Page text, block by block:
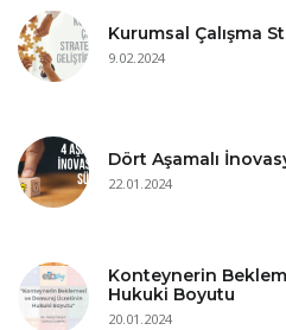
Kurumsal Çalışma
9.02.2024
Dört Aşamalı
22.01.2024
Konteynerin
Hukuki Boyutu
20.01.2024